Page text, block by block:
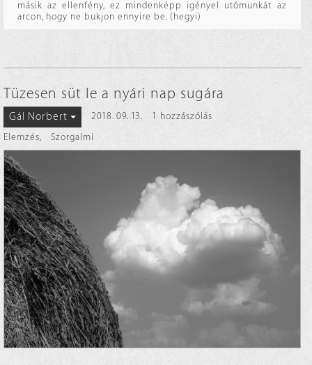
másik az ellenfény, ez mindenképp igényel utómunkát az
arcon, hogy ne bukjon ennyire be. (hegyi)
Tüzesen süt le a nyári nap sugára
Gál Norbert 2018. 09. 13.
1 hozzászólás
Elemzés, Szorgalmi